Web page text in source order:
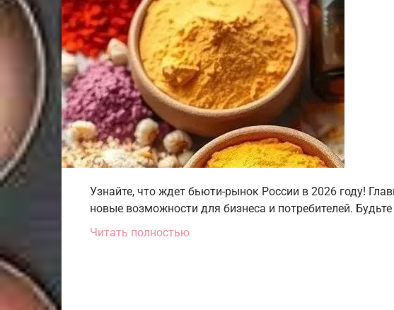
Узнайте, что ждет бьюти-рынок России в 2026 году!
новые возможности для бизнеса и потребителей. Будьте
Читать полностью